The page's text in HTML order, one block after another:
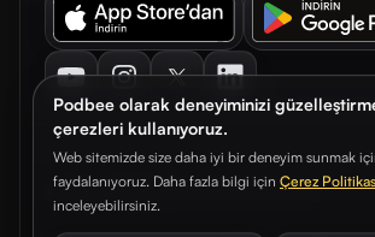
Podbee olarak deneyiminizi
çerezleri kullanıyoruz.
Web sitemizde size daha iyi bir deneyim sunmak
faydalanıyoruz. Daha fazla bilgi için Çerez
inceleyebilirsiniz.
© 2026. Podbee Media. Tüm hakları saklıdır.